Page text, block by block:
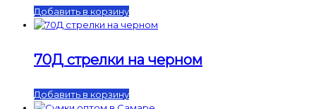
Добавить в корзину
70Д стрелки на черном
Добавить в корзину